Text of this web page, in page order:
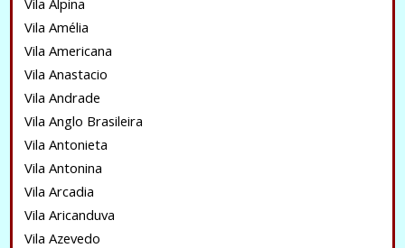
Vila Alpina
Vila Amélia
Vila Americana
Vila Anastacio
Vila Andrade
Vila Anglo Brasileira
Vila Antonieta
Vila Antonina
Vila Arcadia
Vila Aricanduva
Vila Azevedo